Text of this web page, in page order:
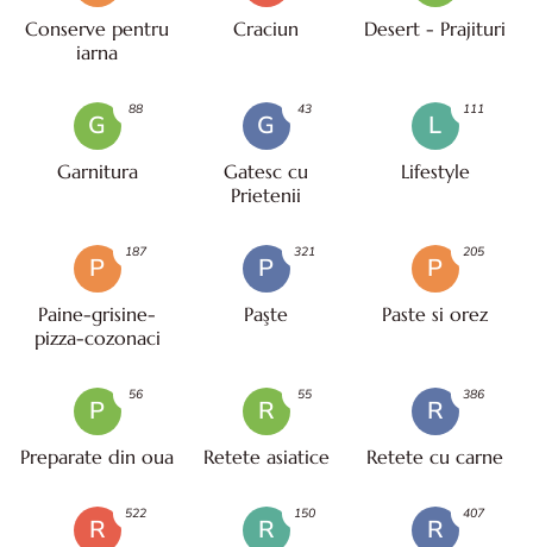
Conserve pentru
iarna
Craciun Desert - Prajituri
G
Garnitura
88
G
Gatesc cu
Prietenii
43
L
Lifestyle
111
P
Paine-grisine-
pizza-cozonaci
187
P
Paşte
321
P
Paste si orez
205
P
Preparate din oua
56
R
Retete asiatice
55
R
Retete cu carne
386
R
522
R
150
R
407